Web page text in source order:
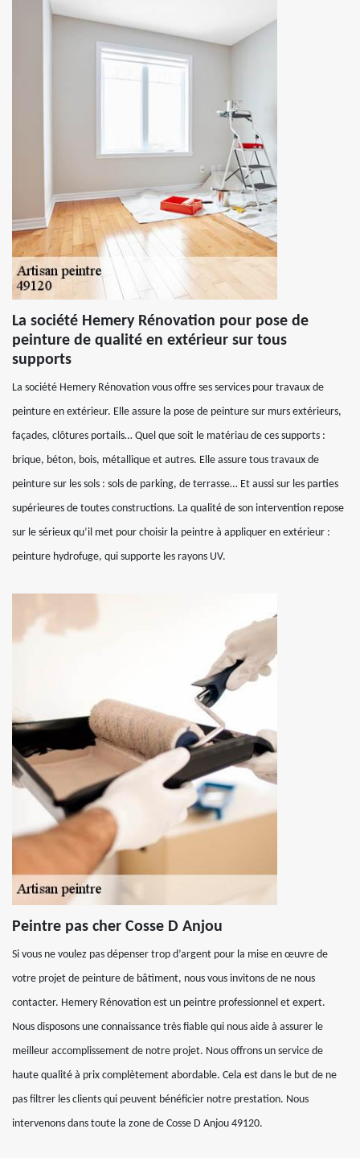
La société Hemery Rénovation pour pose de
peinture de qualité en extérieur sur tous
supports
La société Hemery Rénovation vous offre ses services pour travaux de
peinture en extérieur. Elle assure la pose de peinture sur murs extérieurs,
façades, clôtures portails… Quel que soit le matériau de ces supports :
brique, béton, bois, métallique et autres. Elle assure tous travaux de
peinture sur les sols : sols de parking, de terrasse… Et aussi sur les parties
supérieures de toutes constructions. La qualité de son intervention repose
sur le sérieux qu’il met pour choisir la peintre à appliquer en extérieur :
peinture hydrofuge, qui supporte les rayons UV.
Peintre pas cher Cosse D Anjou
Si vous ne voulez pas dépenser trop d’argent pour la mise en œuvre de
votre projet de peinture de bâtiment, nous vous invitons de ne nous
contacter. Hemery Rénovation est un peintre professionnel et expert.
Nous disposons une connaissance très fiable qui nous aide à assurer le
meilleur accomplissement de notre projet. Nous offrons un service de
haute qualité à prix complètement abordable. Cela est dans le but de ne
pas filtrer les clients qui peuvent bénéficier notre prestation. Nous
intervenons dans toute la zone de Cosse D Anjou 49120.